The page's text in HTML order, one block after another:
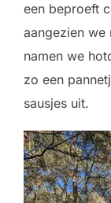
een beproeft
aangezien we
namen we
zo een
sausjes uit.